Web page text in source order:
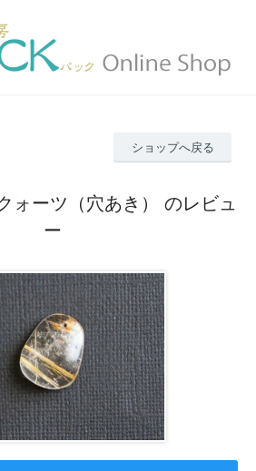
ショップへ戻る
ォーツ（穴あき） のレビュ
ー